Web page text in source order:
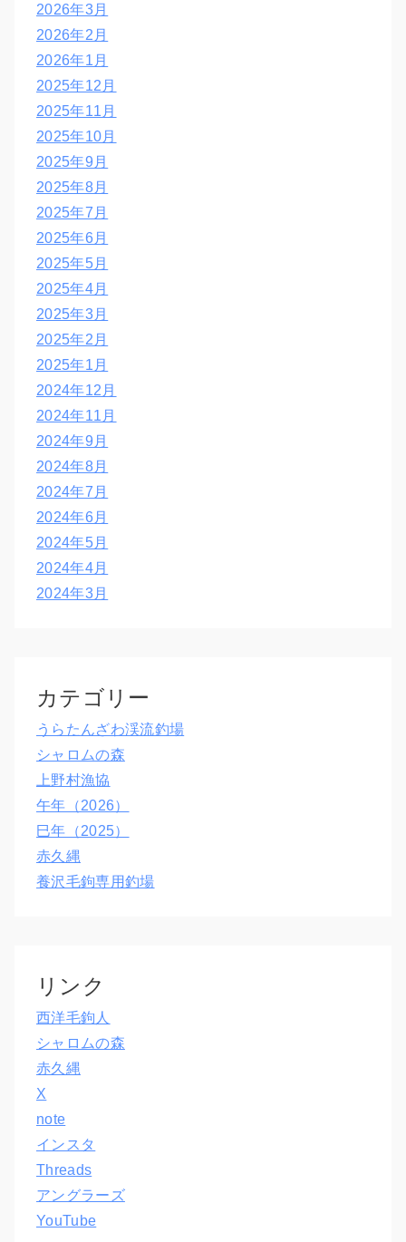
2026年3月
2026年2月
2026年1月
2025年12月
2025年11月
2025年10月
2025年9月
2025年8月
2025年7月
2025年6月
2025年5月
2025年4月
2025年3月
2025年2月
2025年1月
2024年12月
2024年11月
2024年9月
2024年8月
2024年7月
2024年6月
2024年5月
2024年4月
2024年3月
カテゴリー
うらたんざわ渓流釣場
シャロムの森
上野村漁協
午年（2026）
巳年（2025）
赤久縄
養沢毛鉤専用釣場
リンク
西洋毛鉤人
シャロムの森
赤久縄
X
note
インスタ
Threads
アングラーズ
YouTube